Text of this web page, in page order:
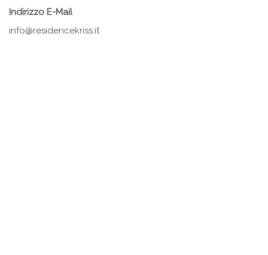
Indirizzo E-Mail
info@residencekriss.it